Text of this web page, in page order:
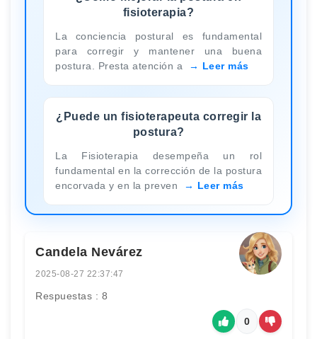
fisioterapia?
La conciencia postural es fundamental
para corregir y mantener una buena
postura. Presta atención a
Leer más
¿Puede un fisioterapeuta corregir la
postura?
La Fisioterapia desempeña un rol
fundamental en la corrección de la postura
encorvada y en la preven
Leer más
Candela Nevárez
2025-08-27 22:37:47
Respuestas : 8
0